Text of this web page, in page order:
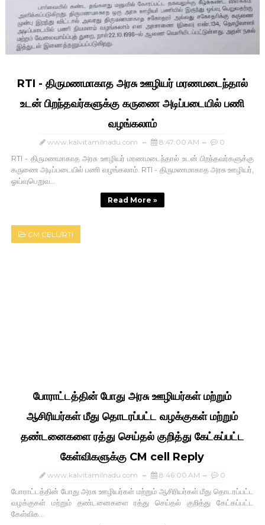
RTI - திருமணமாகாத அரசு ஊழியர் மரணமடைந்தால்
உடன் பிறந்தவர்களுக்கு கருணை அடிப்படையில் பணி
வழங்கலாம்
www.kalvitamilnadu.com 8:47:00 AM 0
RTI - திருமணமாகாத அரசு ஊழியர் மரணமடைந்தால் உடன் பிறந்தவர்களுக்கு
கருணை அடிப்படையில் பணி வழங்கலாம். RTI - திருமணமாகாத அரசு ஊழியர்,
ஓய்வுபெறுவ...
Read More »
CM CELL/RTI
போராட்டத்தின் போது அரசு ஊழியர்கள் மற்றும்
ஆசிரியர்கள் மீது தொடரப்பட்ட வழக்குகள் மற்றும்
தண்டனைகளை ரத்து செய்தல் குறித்து கேட்கப்பட்ட
கேள்விகளுக்கு CM cell Reply
www.kalvitamilnadu.com 8:46:00 AM 0
போராட்டத்தின் போது அரசு ஊழியர்கள் மற்றும் ஆசிரியர்கள் மீது தொடரப்பட்ட
வழக்குகள் மற்றும் தண்டனைகளை ரத்து செய்தல் குறித்து கேட்கப்பட்ட
கேள்விக...